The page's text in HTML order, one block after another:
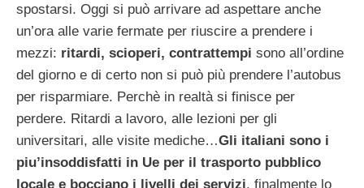
spostarsi. Oggi si può arrivare ad aspettare anche
un’ora alle varie fermate per riuscire a prendere i
mezzi: ritardi, scioperi, contrattempi sono all’ordine
del giorno e di certo non si può più prendere l’autobus
per risparmiare. Perchè in realtà si finisce per
perdere. Ritardi a lavoro, alle lezioni per gli
universitari, alle visite mediche…Gli italiani sono i
piu’insoddisfatti in Ue per il trasporto pubblico
locale e bocciano i livelli dei servizi, finalmente lo